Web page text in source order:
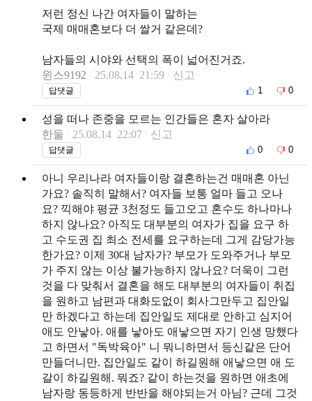
저런 정신 나간 여자들이 말하는
국제 매매혼보다 더 쌀거 같은데?
남자들의 시야와 선택의 폭이 넓어진거죠.
윈스9192
25.08.14 21:59 신고
답댓글 1 0
성을 떠나 존중을 모르는 인간들은 혼자 살아라
한둘
25.08.14 22:07 신고
답댓글 0 0
아니 우리나라 여자들이랑 결혼하는건 매매혼 아닌
가요? 솔직히 말해서? 여자들 보통 얼마 들고 오나
요? 끽해야 평균 3천정도 들고오고 혼수도 하나마나
하지 않나요? 아직도 대부분의 여자가 집을 요구 하
고 수도권 집 최소 전세를 요구하는데 그게 감당가능
한가요? 이제 30대 남자가? 부모가 도와주거나 부모
가 주지 않는 이상 불가능하지 않나요? 더욱이 그런
것을 다 맞춰서 결혼을 해도 대부분의 여자들이 취집
을 원하고 남편과 대화도없이 회사그만두고 집안일
만 하겠다고 하는데 집안일도 제대로 안하고 심지어
애도 안낳아. 애를 낳아도 애낳으면 자기 인생 망했다
고 하면서 "독박육아" 니 뭐니하면서 등신같은 단어
만들더니만. 집안일도 같이 하길원해 애낳으면 애 도
갈이 하길원해. 뭐죠? 같이 하는것을 원하면 애초에
남자랑 동등하게 반반을 해야되는거 아님? 근데 그것